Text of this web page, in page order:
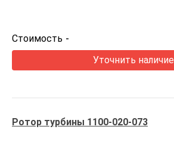
Стоимость -
Уточнить наличие
Ротор турбины 1100-020-073